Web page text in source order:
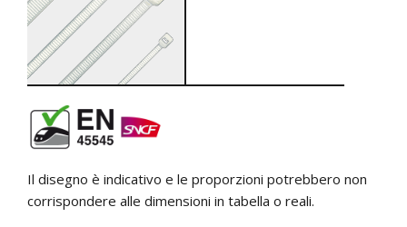
Il disegno è indicativo e le proporzioni potrebbero non
corrispondere alle dimensioni in tabella o reali.